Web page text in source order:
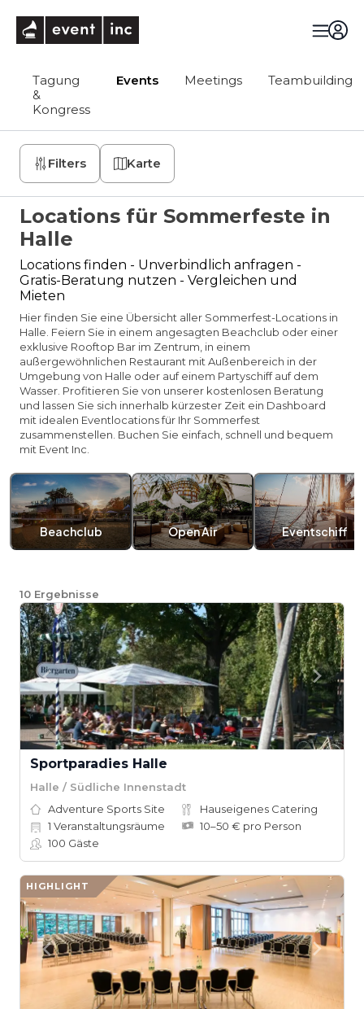
Tagung
&
Kongress
Events Meetings Teambuilding
Filters Karte
Locations für Sommerfeste in
Halle
Locations finden - Unverbindlich anfragen -
Gratis-Beratung nutzen - Vergleichen und
Mieten
Hier finden Sie eine Übersicht aller Sommerfest-Locations in
Halle. Feiern Sie in einem angesagten Beachclub oder einer
exklusive Rooftop Bar im Zentrum, in einem
außergewöhnlichen Restaurant mit Außenbereich in der
Umgebung von Halle oder auf einem Partyschiff auf dem
Wasser. Profitieren Sie von unserer kostenlosen Beratung
und lassen Sie sich innerhalb kürzester Zeit ein Dashboard
mit idealen Eventlocations für Ihr Sommerfest
zusammenstellen. Buchen Sie einfach, schnell und bequem
mit Event Inc.
Beachclub Open Air Eventschiff
10 Ergebnisse
Sportparadies Halle
Halle / Südliche Innenstadt
Adventure Sports Site
Hauseigenes Catering
1 Veranstaltungsräume
10–50 € pro Person
100 Gäste
HIGHLIGHT